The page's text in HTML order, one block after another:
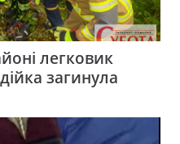
легковик
загинула